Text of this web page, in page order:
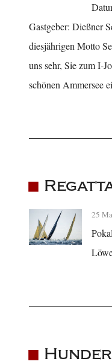
Gastgeber: Dießner
diesjährigen Motto
uns sehr, Sie zum I-
schönen Ammersee
25